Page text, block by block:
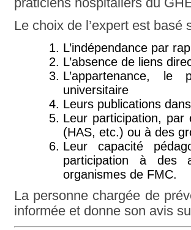
Le choix de l’expert est
L’indépendance par
L’absence de liens
L’appartenance,
universitaire
Leurs publications
Leur participation, par
(HAS, etc.) ou à des
Leur capacité
participation à des
organismes de FMC.
La personne chargée de
informée et donne son avis